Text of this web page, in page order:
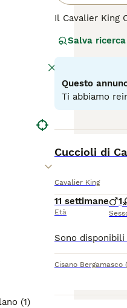
(1)
Il Cavalier King
snob.Salva ricerca
Questo
Ti abbiamo
Cuccioli di
Cavalier King
11 settimane
Età
1
Cisano Bergamasco